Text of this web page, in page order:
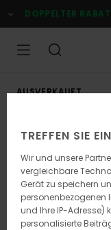
zur
Produktinformation
DOPPELTER
AUSVERKAUFT
TREFFEN SIE
Wir und unsere
vergleichbare
Gerät zu speichern
personenbezogenen
und Ihre IP-Adresse)
personalisierte